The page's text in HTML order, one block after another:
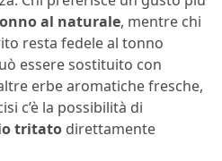
al naturale, mentre chi
resta fedele al tonno
essere sostituito con
erbe aromatiche fresche,
c’è la possibilità di
tritato direttamente